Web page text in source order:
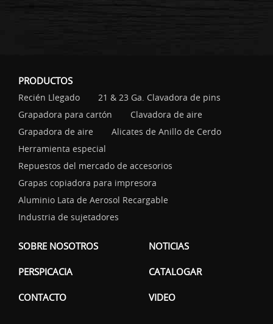
PRODUCTOS
Recién Llegado
21 & 23 Ga. Clavadora de pins
Grapadora para cartón
Clavadora de aire
Grapadora de aire
Alicates de Anillo de Cerdo
Herramienta especial
Repuestos del mercado de accesorios
Grapas copiadora para impresora
Aluminio Lata de Aerosol Recargable
Industria de sujetadores
SOBRE NOSOTROS NOTICIAS
PERSPICACIA CATALOGAR
CONTACTO VIDEO